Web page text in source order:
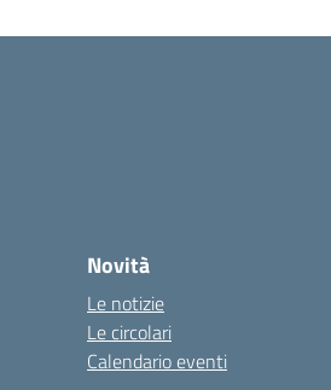
Novità
Le notizie
Le circolari
Calendario eventi